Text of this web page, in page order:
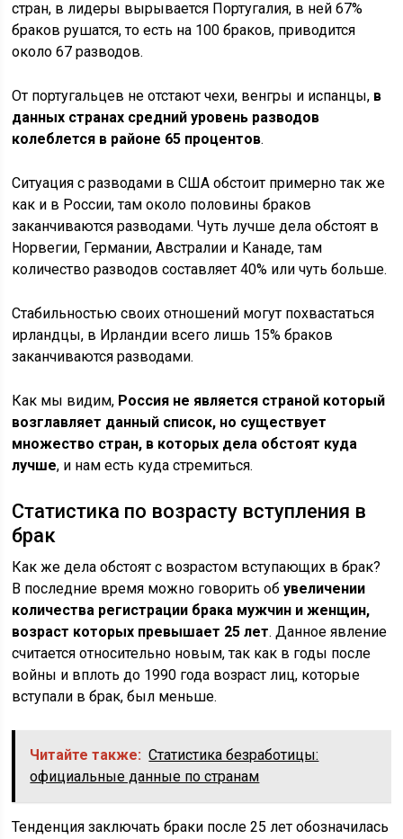
стран, в лидеры вырывается Португалия, в ней 67%
браков рушатся, то есть на 100 браков, приводится
около 67 разводов.
От португальцев не отстают чехи, венгры и испанцы, в
данных странах средний уровень разводов
колеблется в районе 65 процентов.
Ситуация с разводами в США обстоит примерно так же
как и в России, там около половины браков
заканчиваются разводами. Чуть лучше дела обстоят в
Норвегии, Германии, Австралии и Канаде, там
количество разводов составляет 40% или чуть больше.
Стабильностью своих отношений могут похвастаться
ирландцы, в Ирландии всего лишь 15% браков
заканчиваются разводами.
Как мы видим, Россия не является страной который
возглавляет данный список, но существует
множество стран, в которых дела обстоят куда
лучше, и нам есть куда стремиться.
Статистика по возрасту вступления в
брак
Как же дела обстоят с возрастом вступающих в брак?
В последние время можно говорить обувеличении
количества регистрации брака мужчин и женщин,
возраст которых превышает 25 лет. Данное явление
считается относительно новым, так как в годы после
войны и вплоть до 1990 года возраст лиц, которые
вступали в брак, был меньше.
Читайте также: Статистика безработицы:
официальные данные по странам
Тенденция заключать браки после 25 лет обозначилась